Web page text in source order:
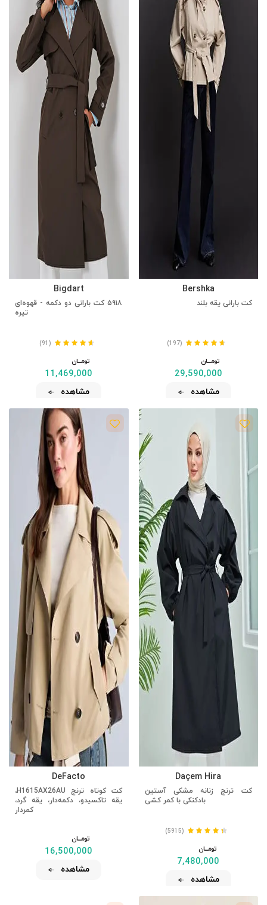
Bershka
کت بارانی یقه بلند
(197)
تومــــــان
29,590,000
مشاهده
Bigdart
۵۹۱۸ کت بارانی دو دکمه - قهوه‌ای
تیره
(91)
تومــــــان
11,469,000
مشاهده
Daçem Hira
کت ترنچ زنانه مشکی آستین
بادکنکی با کمر کشی
(5915)
تومــــــان
7,480,000
مشاهده
DeFacto
کت کوتاه ترنچ H1615AX26AU،
یقه تاکسیدو، دکمه‌دار، یقه گرد،
کمردار
تومــــــان
16,500,000
مشاهده